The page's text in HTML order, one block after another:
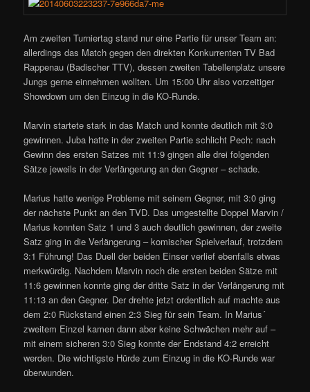
Am zweiten Turniertag stand nur eine Partie für unser Team an:
allerdings das Match gegen den direkten Konkurrenten TV Bad
Rappenau (Badischer TTV), dessen zweiten Tabellenplatz unsere
Jungs gerne einnehmen wollten. Um 15:00 Uhr also vorzeitiger
Showdown um den Einzug in die KO-Runde.
Marvin startete stark in das Match und konnte deutlich mit 3:0
gewinnen. Juba hatte in der zweiten Partie schlicht Pech: nach
Gewinn des ersten Satzes mit 11:9 gingen alle drei folgenden
Sätze jeweils in der Verlängerung an den Gegner – schade.
Marius hatte wenige Probleme mit seinem Gegner, mit 3:0 ging
der nächste Punkt an den TVD. Das umgestellte Doppel Marvin /
Marius konnten Satz 1 und 3 auch deutlich gewinnen, der zweite
Satz ging in die Verlängerung – komischer Spielverlauf, trotzdem
3:1 Führung! Das Duell der beiden Einser verlief ebenfalls etwas
merkwürdig. Nachdem Marvin noch die ersten beiden Sätze mit
11:6 gewinnen konnte ging der dritte Satz in der Verläng­erung mit
11:13 an den Gegner. Der drehte jetzt ordentlich auf machte aus
dem 2:0 Rückstand einen 2:3 Sieg für sein Team. In Marius´
zweitem Einzel kamen dann aber keine Schwächen mehr auf –
mit einem sicheren 3:0 Sieg konnte der Endstand 4:2 erreicht
werden. Die wichtigste Hürde zum Einzug in die KO-Runde war
überwunden.